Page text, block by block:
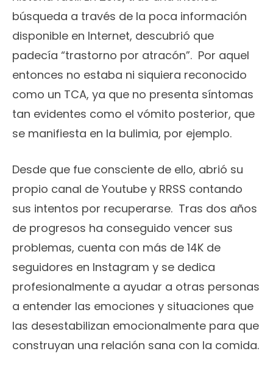
búsqueda a través de la poca información
disponible en Internet, descubrió que
padecía “trastorno por atracón”. Por aquel
entonces no estaba ni siquiera reconocido
como un TCA, ya que no presenta síntomas
tan evidentes como el vómito posterior, que
se manifiesta en la bulimia, por ejemplo.
Desde que fue consciente de ello, abrió su
propio canal de Youtube y RRSS contando
sus intentos por recuperarse. Tras dos años
de progresos ha conseguido vencer sus
problemas, cuenta con más de 14K de
seguidores en Instagram y se dedica
profesionalmente a ayudar a otras personas
a entender las emociones y situaciones que
las desestabilizan emocionalmente para que
construyan una relación sana con la comida.